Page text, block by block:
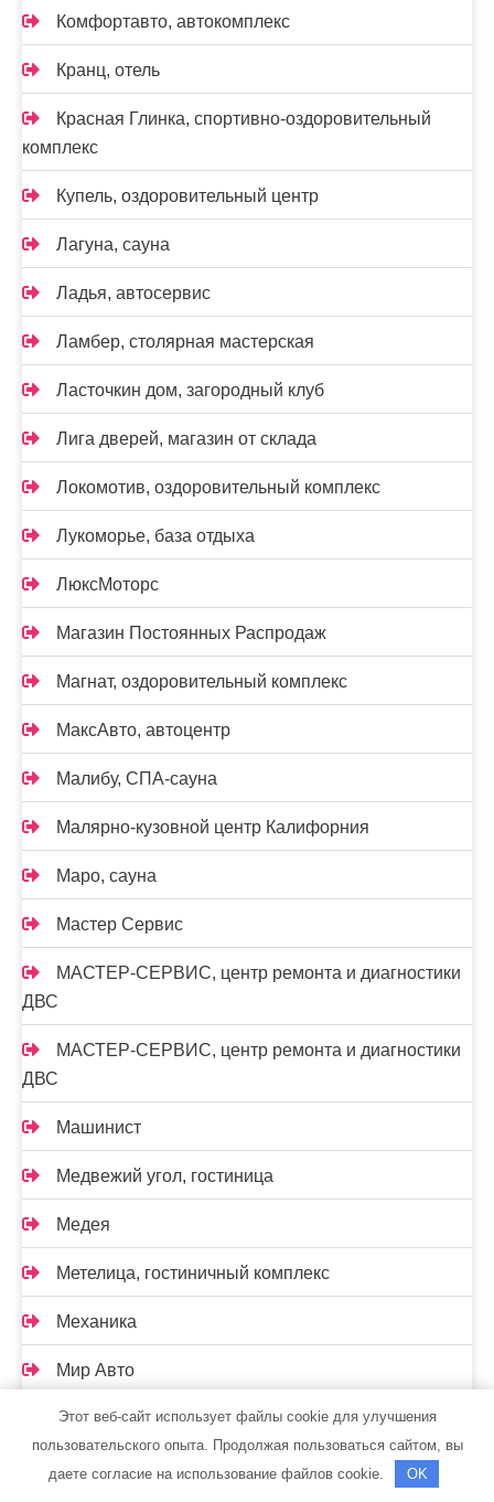
Комфортавто, автокомплекс
Кранц, отель
Красная Глинка, спортивно-оздоровительный
комплекс
Купель, оздоровительный центр
Лагуна, сауна
Ладья, автосервис
Ламбер, столярная мастерская
Ласточкин дом, загородный клуб
Лига дверей, магазин от склада
Локомотив, оздоровительный комплекс
Лукоморье, база отдыха
ЛюксМоторс
Магазин Постоянных Распродаж
Магнат, оздоровительный комплекс
МаксАвто, автоцентр
Малибу, СПА-сауна
Малярно-кузовной центр Калифорния
Маро, сауна
Мастер Сервис
МАСТЕР-СЕРВИС, центр ремонта и диагностики
ДВС
МАСТЕР-СЕРВИС, центр ремонта и диагностики
ДВС
Машинист
Медвежий угол, гостиница
Медея
Метелица, гостиничный комплекс
Механика
Мир Авто
Мир дверей, салон дверей
Мир хозтоваров и сантехники
Этот веб-сайт использует файлы cookie для улучшения
пользовательского опыта. Продолжая пользоваться сайтом, вы
даете согласие на использование файлов cookie.
OK